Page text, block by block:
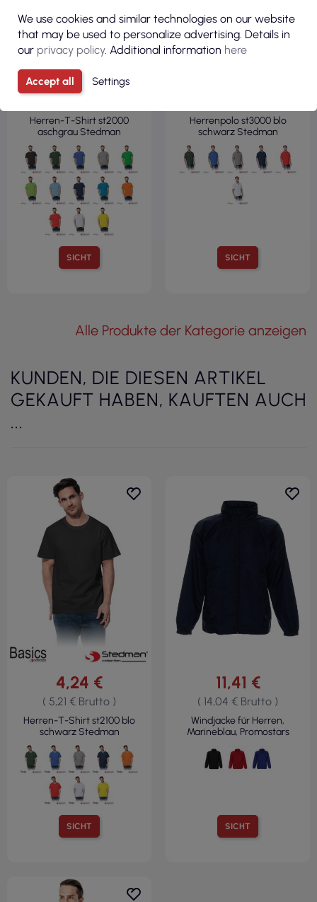
SICHT
3,55 €
Herren-T-Shirt st2000
aschgrau Stedman
SICHT
Herrenpolo st3000 blo
schwarz Stedman
Alle Produkte der Kategorie anzeigen
KUNDEN, DIE DIESEN ARTIKEL
GEKAUFT HABEN, KAUFTEN AUCH
...
SICHT
4,24 €
( 5,21 € Brutto )
Herren-T-Shirt st2100 blo
schwarz Stedman
SICHT
11,41 €
( 14,04 € Brutto )
Windjacke für Herren,
Marineblau, Promostars
We use cookies and similar technologies on our website
that may be used to personalize advertising. Details in
our privacy policy. Additional information here
Accept all Settings